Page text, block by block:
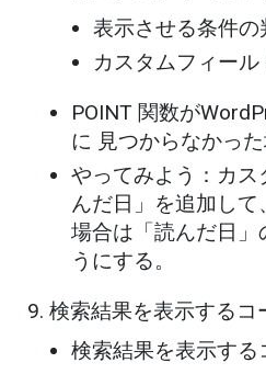
表示させる条件の
カスタムフィー
POINT 関数が
に 見つからなかっ
やってみよう：カ
んだ日」を追加し
場合は「読んだ日」
うにする。
検索結果を表示するコ
検索結果を表示する